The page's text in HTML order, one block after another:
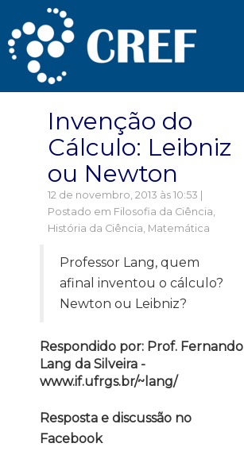
Invenção do
Cálculo: Leibniz
ou Newton
12 de novembro, 2013 às 10:53 |
Postado em Filosofia da Ciência,
História da Ciência, Matemática
Professor Lang, quem
afinal inventou o cálculo?
Newton ou Leibniz?
Respondido por: Prof. Fernando
Lang da Silveira -
www.if.ufrgs.br/~lang/
Resposta e discussão no
Facebook